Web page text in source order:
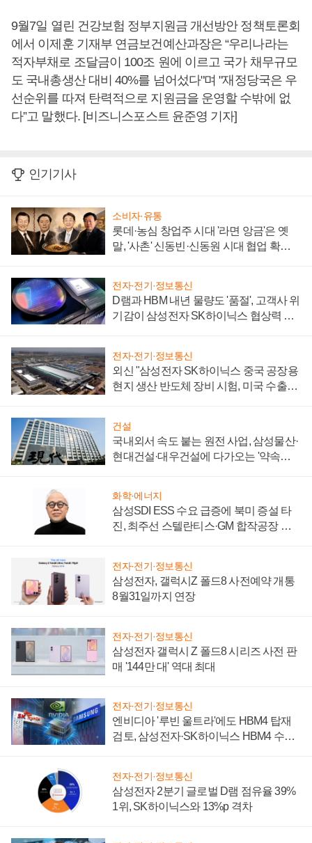
9월7일 열린 건강보험 정부지원금 개선방안 정책토론회
에서 이제훈 기재부 연금보건예산과장은 “우리나라는
적자부채로 조달금이 100조 원에 이르고 국가 채무규모
도 국내총생산 대비 40%를 넘어섰다"며 "재정당국은 우
선순위를 따져 탄력적으로 지원금을 운영할 수밖에 없
다”고 말했다. [비즈니스포스트 윤준영 기자]
인기기사
소비자·유통
롯데·농심 창업주 시대 '라면 앙금'은 옛
말, '사촌' 신동빈·신동원 시대 협업 확대
전자·전기·정보통신
D램과 HBM 내년 물량도 '품절', 고객사 위
기감이 삼성전자 SK하이닉스 협상력 더
전자·전기·정보통신
외신 "삼성전자 SK하이닉스 중국 공장용
현지 생산 반도체 장비 시험, 미국 수출통
건설
국내외서 속도 붙는 원전 사업, 삼성물산·
현대건설·대우건설에 다가오는 '약속의
화학·에너지
삼성SDI ESS 수요 급증에 북미 증설 타
진, 최주선 스텔란티스·GM 합작공장 건
전자·전기·정보통신
삼성전자, 갤럭시Z 폴드8 사전예약 개통
8월31일까지 연장
전자·전기·정보통신
삼성전자 갤럭시 Z 폴드8 시리즈 사전 판
매 '144만 대' 역대 최대
전자·전기·정보통신
엔비디아 '루빈 울트라'에도 HBM4 탑재
검토, 삼성전자·SK하이닉스 HBM4 수율
전자·전기·정보통신
삼성전자 2분기 글로벌 D램 점유율 39%
1위, SK하이닉스와 13%p 격차